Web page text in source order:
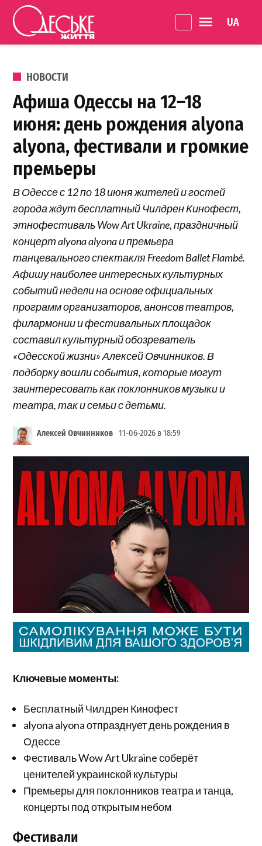
Перейти к содержанию
життя
ОПУБЛИКОВАНО В
НОВОСТИ
Афиша Одессы на 12–18
июня: день рождения alyona
alyona, фестивали и громкие
премьеры
В Одессе с 12 по 18 июня жителей и гостей
города ждут бесплатный Чилдрен Кинофест,
этнофестиваль Wow Art Ukraine, праздничный
концерт alyona alyona и премьера
танцевального спектакля Freedom Ballet Flambé.
Афишу наиболее интересных культурных
событий недели на основе официальных
программ организаторов, анонсов театров,
филармонии и фестивальных площадок
составил культурный обозреватель
«Одесской жизни» Алексей Овчинников. В
подборку вошли события, которые могут
заинтересовать как поклонников музыки и
театра, так и семьи с детьми.
Алексей Овчинников 11-06-2026 в 18:59
Ключевые моменты:
Бесплатный Чилдрен Кинофест
alyona alyona отпразднует день рождения в
Одессе
Фестиваль Wow Art Ukraine соберёт
ценителей украинской культуры
Премьеры для поклонников театра и танца,
концерты под открытым небом
Фестивали